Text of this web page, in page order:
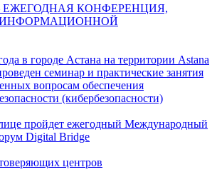
ЕЖЕГОДНАЯ КОНФЕРЕНЦИЯ,
в городе Астана на территории Astana
семинар и практические занятия
вопросам обеспечения
(кибербезопасности)
пройдет ежегодный Международный
Digital Bridge
центров